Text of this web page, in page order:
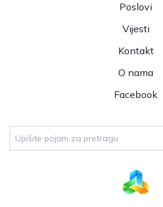
Poslovi
Vijesti
Kontakt
O nama
Facebook